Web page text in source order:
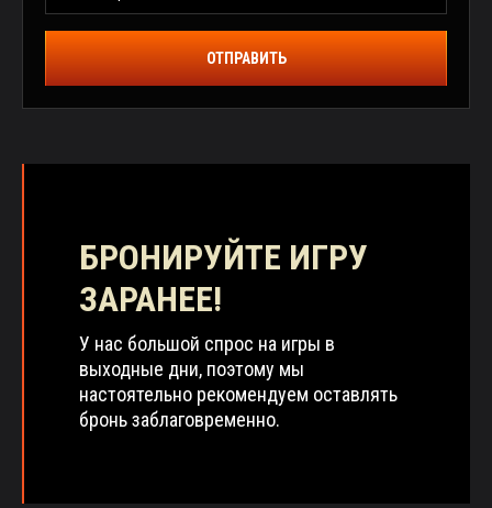
ОТПРАВИТЬ
БРОНИРУЙТЕ ИГРУ
ЗАРАНЕЕ!
У нас большой спрос на игры в
выходные дни, поэтому мы
настоятельно рекомендуем оставлять
бронь заблаговременно.